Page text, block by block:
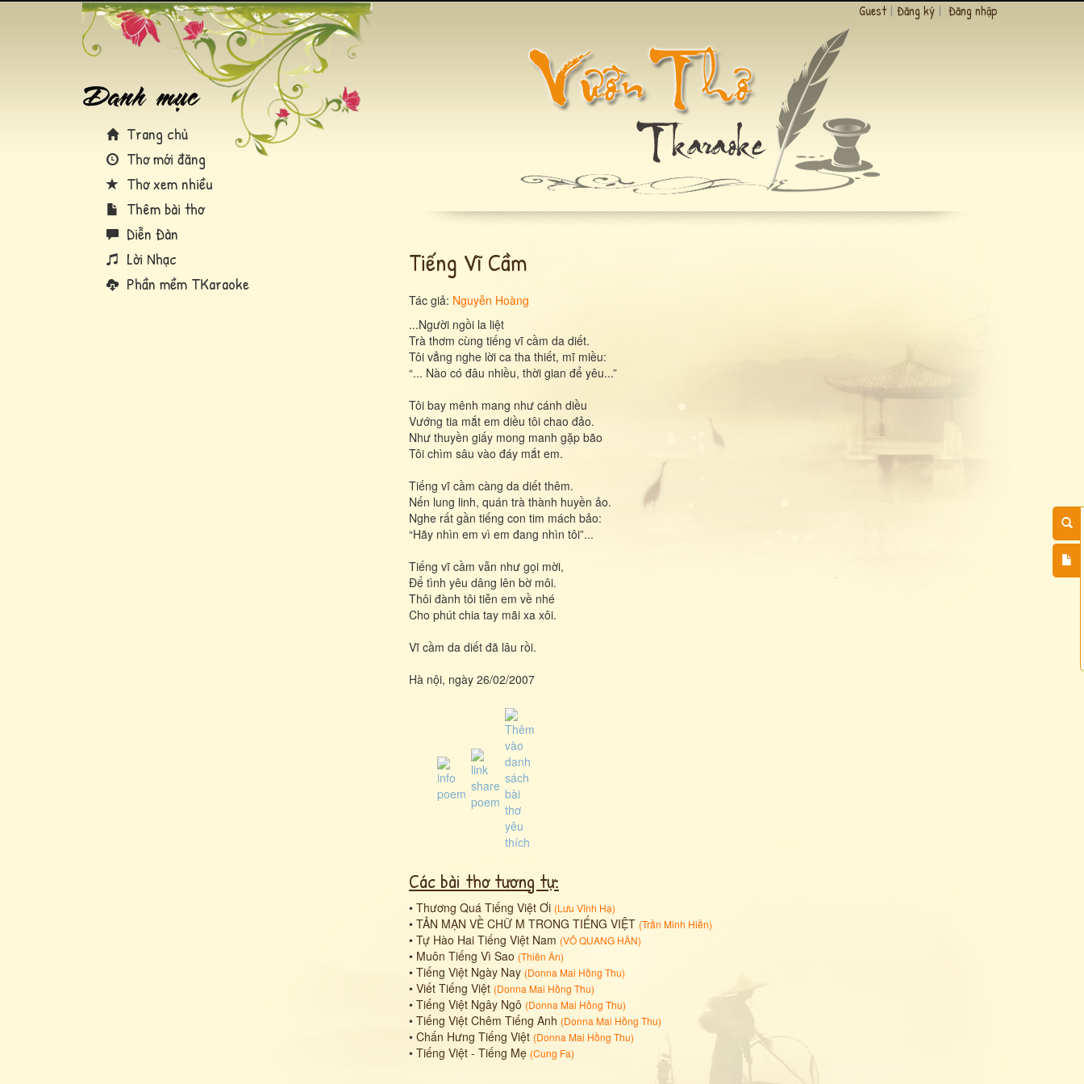
Trang chủ
Thơ mới đăng
Thơ xem nhiều
Thêm bài thơ
Diễn Đàn
Lời Nhạc
Phần mềm TKaraoke
Guest | Đăng ký | Đăng nhập
Tiếng Vĩ Cầm
Tác giả: Nguyễn Hoàng
...Người ngồi la liệt
Trà thơm cùng tiếng vĩ cầm da diết.
Tôi vẳng nghe lời ca tha thiết, mĩ miều:
“... Nào có đâu nhiều, thời gian để yêu...”
Tôi bay mênh mang như cánh diều
Vướng tia mắt em diều tôi chao đảo.
Như thuyền giấy mong manh gặp bão
Tôi chìm sâu vào đáy mắt em.
Tiếng vĩ cầm càng da diết thêm.
Nến lung linh, quán trà thành huyền ảo.
Nghe rất gần tiếng con tim mách bảo:
“Hãy nhìn em vì em đang nhìn tôi”...
Tiếng vĩ cầm vẫn như gọi mời,
Để tình yêu dâng lên bờ môi.
Thôi đành tôi tiễn em về nhé
Cho phút chia tay mãi xa xôi.
Vĩ cầm da diết đã lâu rồi.
Hà nội, ngày 26/02/2007
Các bài thơ tương tự:
• Thương Quá Tiếng Việt Ơi (Lưu Vĩnh Hạ)
• TẢN MẠN VỀ CHỮ M TRONG TIẾNG VIỆT (Trần Minh Hiền)
• Tự Hào Hai Tiếng Việt Nam (VÕ QUANG HÂN)
• Muôn Tiếng Vì Sao (Thiên Ân)
• Tiếng Việt Ngày Nay (Donna Mai Hồng Thu)
• Viết Tiếng Việt (Donna Mai Hồng Thu)
• Tiếng Việt Ngây Ngô (Donna Mai Hồng Thu)
• Tiếng Việt Chêm Tiếng Anh (Donna Mai Hồng Thu)
• Chấn Hưng Tiếng Việt (Donna Mai Hồng Thu)
• Tiếng Việt - Tiếng Mẹ (Cung Fa)